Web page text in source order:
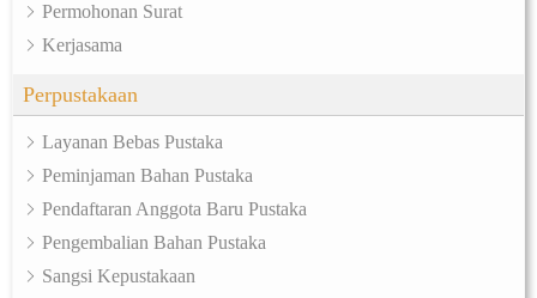
Permohonan Surat
Kerjasama
Perpustakaan
Layanan Bebas Pustaka
Peminjaman Bahan Pustaka
Pendaftaran Anggota Baru Pustaka
Pengembalian Bahan Pustaka
Sangsi Kepustakaan